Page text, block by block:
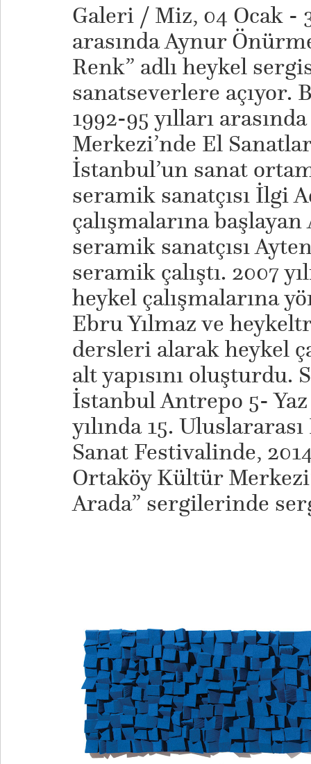
Galeri / Miz, 04 Ocak -
arasında Aynur
Renk” adlı heykel
sanatseverlere açıyor.
1992-95 yılları
Merkezi’nde El
İstanbul’un sanat
seramik sanatçısı İlgi
çalışmalarına
seramik sanatçısı
seramik çalıştı. 2007
heykel çalışmalarına
Ebru Yılmaz ve
dersleri alarak heykel
alt yapısını oluşturdu.
İstanbul Antrepo 5-
yılında 15.
Sanat Festivalinde,
Ortaköy Kültür
Arada” sergilerinde